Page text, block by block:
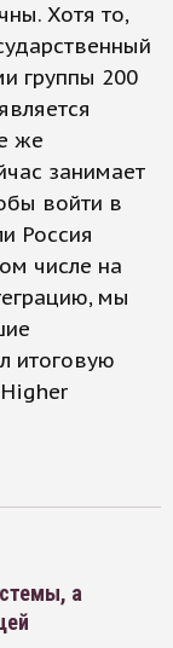
Хотя то,
группы 200
же
занимает
войти в
Россия
числе на
мы
итоговую
а